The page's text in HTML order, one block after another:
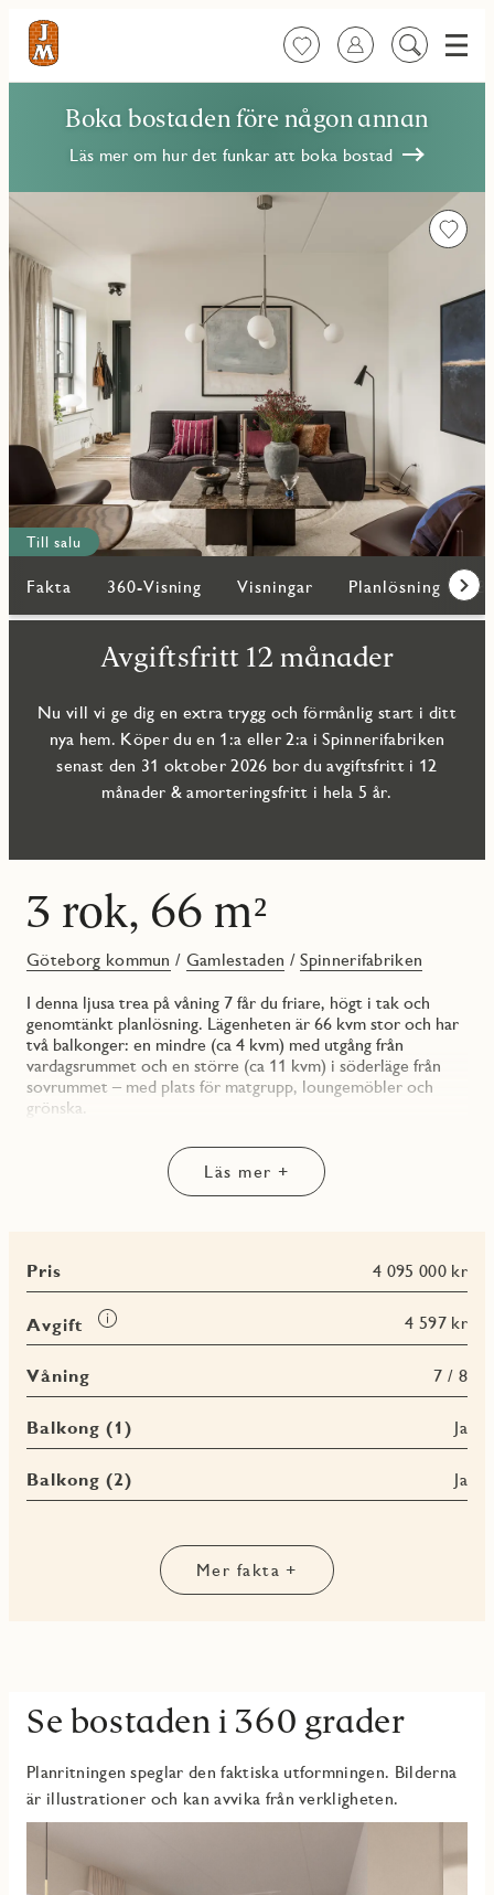
FavoriterLogga in
Sök
Meny
Boka bostaden före någon annan
Läs mer om hur det funkar att boka bostad
Till salu
Fakta 360-Visning Visningar Planlösning
Avgiftsfritt 12 månader
Nu vill vi ge dig en extra trygg och förmånlig start i ditt
nya hem. Köper du en 1:a eller 2:a i Spinnerifabriken
senast den 31 oktober 2026 bor du avgiftsfritt i 12
månader & amorteringsfritt i hela 5 år.
3 rok, 66 m²
Göteborg kommun / Gamlestaden /Spinnerifabriken
I denna ljusa trea på våning 7 får du friare, högt i tak och
genomtänkt planlösning. Lägenheten är 66 kvm stor och har
två balkonger: en mindre (ca 4 kvm) med utgång från
vardagsrummet och en större (ca 11 kvm) i söderläge från
sovrummet – med plats för matgrupp, loungemöbler och
grönska.
Kök och vardagsrum är placerade i en öppen och luftig
planlösning med köket i vinkel. Den extra takhöjden om
2,85 meter förstärker ljuset och känslan av rymd.
Badrummet är helkaklat i vitt och grått, och har dusch med
vikbara glasväggar, tvättmaskin, torktumlare och god
förvaring i kommod och väggskåp. Skjutdörrsgarderob finns i
Inredningen är genomgående ljus med trestavig ekparkett på
golvet, vita väggar och släta vita köksluckor som kombineras
med grå laminatbänkskiva. Köket är utrustat med dubbla
Brf Spinnerifabriken erbjuder gemensam innergård med
Läget i Gamlestadens Fabriker kombinerar kreativ puls med
goda kommunikationer – bara en hållplats från Göteborgs
Läs mer +
Pris 4 095 000 kr
Avgift
Läs
mer
4 597 kr
Våning 7 / 8
Balkong (1) Ja
Balkong (2) Ja
Mer fakta +
Se bostaden i 360 grader
Planritningen speglar den faktiska utformningen. Bilderna
är illustrationer och kan avvika från verkligheten.